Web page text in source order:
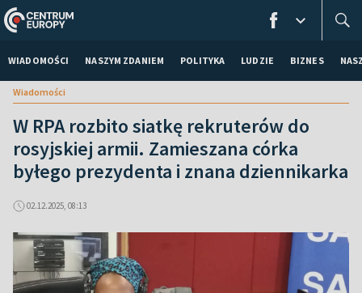
WIADOMOŚCI NASZYM ZDANIEM POLITYKA LUDZIE BIZNES
Wiadomości
W RPA rozbito siatkę rekruterów do
rosyjskiej armii. Zamieszana córka
byłego prezydenta i znana dziennikarka
02.12.2025, 08:13